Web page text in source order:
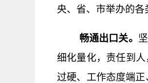
央、省、市举办的各
畅通出口关。
细化量化，责任到
过硬、工作态度端